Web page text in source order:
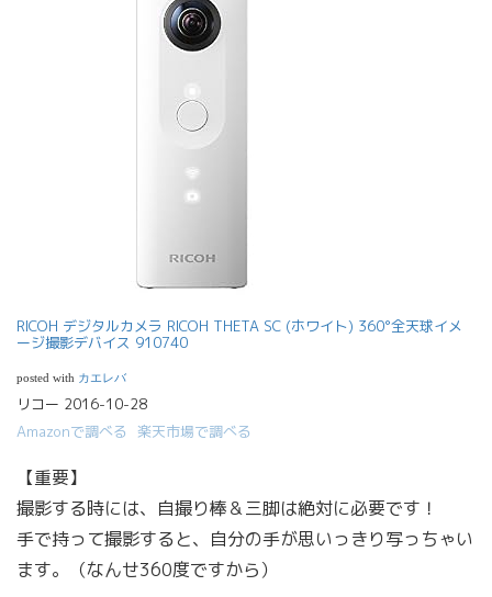
RICOH デジタルカメラ RICOH THETA SC (ホワイト) 360°全天球イメ
ージ撮影デバイス 910740
posted with カエレバ
リコー 2016-10-28
Amazonで調べる
楽天市場で調べる
【重要】
撮影する時には、自撮り棒＆三脚は絶対に必要です！
手で持って撮影すると、自分の手が思いっきり写っちゃい
ます。（なんせ360度ですから）